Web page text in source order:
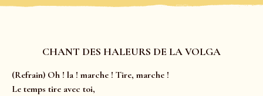
CHANT DES HALEURS DE LA VOLGA
(Refrain) Oh ! la ! marche ! Tire, marche !
Le temps tire avec toi,